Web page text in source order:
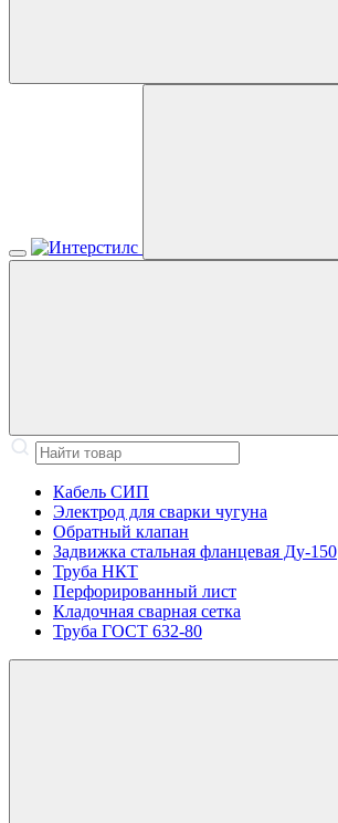
Кабель СИП
Электрод для сварки чугуна
Обратный клапан
Задвижка стальная фланцевая Ду-150
Труба НКТ
Перфорированный лист
Кладочная сварная сетка
Труба ГОСТ 632-80